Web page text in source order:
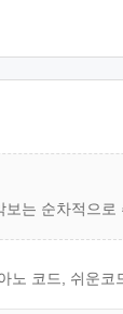
는 순차적으로
코드, 쉬운코